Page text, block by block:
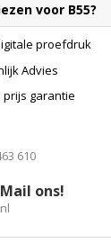
voor B55?
proefdruk
Advies
prijs garantie
610
ons!